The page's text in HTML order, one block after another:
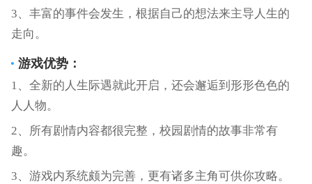
3、丰富的事件会发生，根据自己的想法来主导人生的
走向。
游戏优势：
1、全新的人生际遇就此开启，还会邂逅到形形色色的
人人物。
2、所有剧情内容都很完整，校园剧情的故事非常有
趣。
3、游戏内系统颇为完善，更有诸多主角可供你攻略。